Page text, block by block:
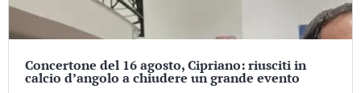
Concertone del 16 agosto, Cipriano: riusciti in
calcio d’angolo a chiudere un grande evento